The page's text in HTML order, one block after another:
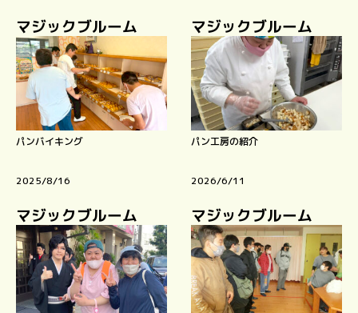
マジックブルーム
パンバイキング
2025/8/16
マジックブルーム
パン工房の紹介
2026/6/11
マジックブルーム マジックブルーム